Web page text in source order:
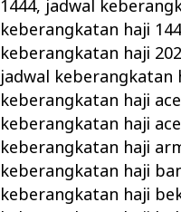
1444, jadwal
keberangkatan haji
keberangkatan haji
jadwal keberangkatan
keberangkatan haji
keberangkatan haji
keberangkatan haji
keberangkatan haji
keberangkatan haji